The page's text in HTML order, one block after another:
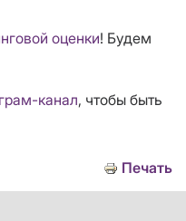
оценки! Будем
канал, чтобы быть
Печать